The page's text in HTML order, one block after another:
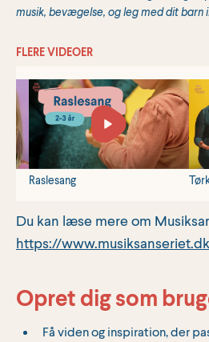
musik, bevægelse, og leg med dit barn
FLERE VIDEOER
Raslesang
Du kan læse mere om
https://
Opret dig som
Få viden og inspiration, der